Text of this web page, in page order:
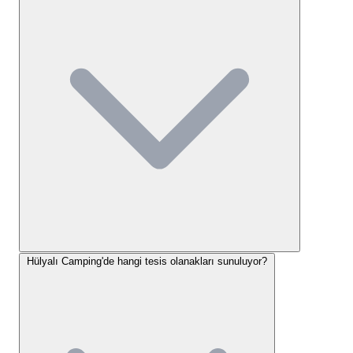
Hülyalı Camping Konaklama
Seçenekleri
Hülyalı Camping, misafirlerine çeşitli ve konforlu
konaklama alternatifleri sunarak, her türlü kamp
Safari Çadırlar (4x4 Canvas 4 Mevsim Çadır):
kuruludur. İçerisinde alez korumalı çift ve tek
Hülyalı Camping'de hangi tesis olanakları sunuluyor?